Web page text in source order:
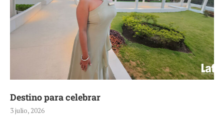
Destino para celebrar
3 julio, 2026